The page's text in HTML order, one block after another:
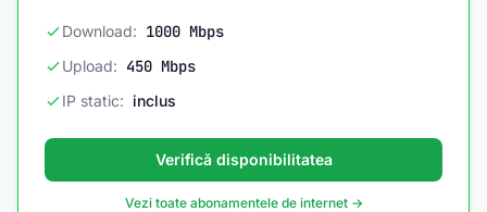
Download: 1000 Mbps
Upload: 450 Mbps
IP static: inclus
Verifică disponibilitatea
Vezi toate abonamentele de internet →